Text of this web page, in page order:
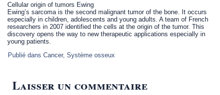
Cellular origin of tumors Ewing
Ewing’s sarcoma is the second malignant tumor of the bone. It occurs
especially in children, adolescents and young adults. A team of French
researchers in 2007 identified the cells at the origin of the tumor. This
discovery opens the way to new therapeutic applications especially in
young patients.
Publié dans Cancer,Système osseux
Laisser un commentaire